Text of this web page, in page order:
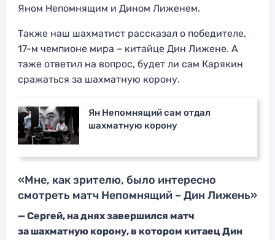
Яном Непомнящим и Дином Лиженем.
Также наш шахматист рассказал о победителе,
17-м чемпионе мира – китайце Дин Лижене. А
таже ответил на вопрос, будет ли сам Карякин
сражаться за шахматную корону.
Ян Непомнящий сам отдал
шахматную корону
«Мне, как зрителю, было интересно
смотреть матч Непомнящий – Дин Лижень»
— Сергей, на днях завершился матч
за шахматную корону, в котором китаец Дин